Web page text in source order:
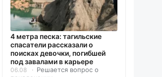
4 метра песка: тагильские
спасатели рассказали о
поисках девочки, погибшей
под завалами в карьере
06.08
Решается вопрос о